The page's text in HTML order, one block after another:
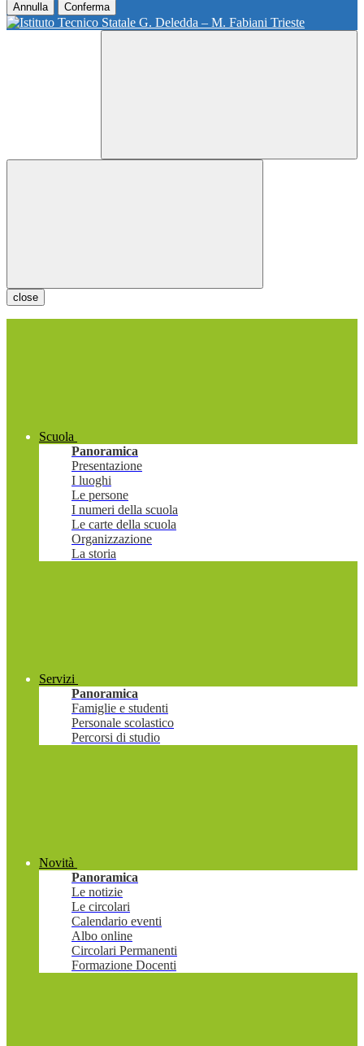
Annulla Conferma
close
Scuola
Panoramica
Presentazione
I luoghi
Le persone
I numeri della scuola
Le carte della scuola
Organizzazione
La storia
Servizi
Panoramica
Famiglie e studenti
Personale scolastico
Percorsi di studio
Novità
Panoramica
Le notizie
Le circolari
Calendario eventi
Albo online
Circolari Permanenti
Formazione Docenti